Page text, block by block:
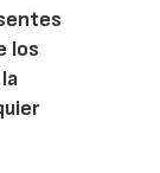
los